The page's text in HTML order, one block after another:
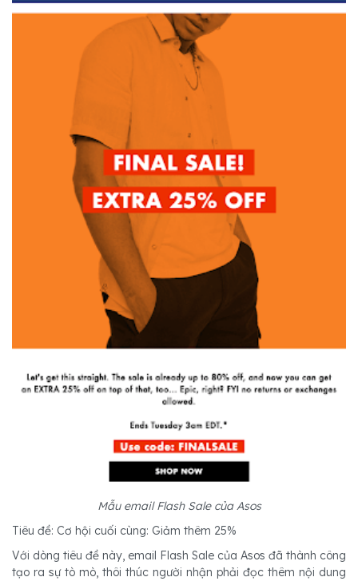
Mẫu email Flash Sale của Asos
Tiêu đề: Cơ hội cuối cùng: Giảm thêm 25%
Với dòng tiêu đề này, email Flash Sale của Asos đã thành công
tạo ra sự tò mò, thôi thúc người nhận phải đọc thêm nội dung